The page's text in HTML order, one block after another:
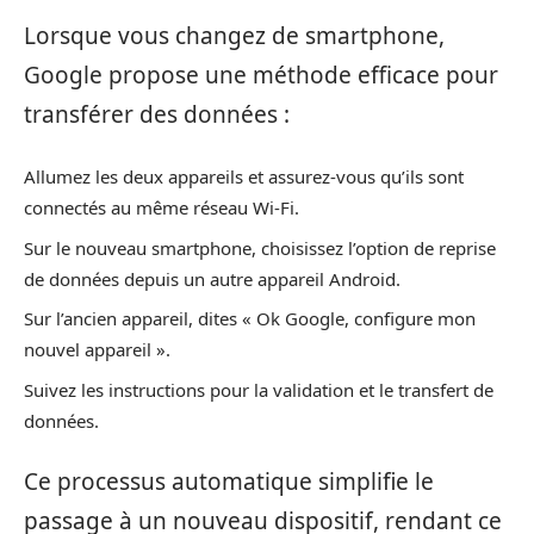
Lorsque vous changez de smartphone,
Google propose une méthode efficace pour
transférer des données :
Allumez les deux appareils et assurez-vous qu’ils sont
connectés au même réseau Wi-Fi.
Sur le nouveau smartphone, choisissez l’option de reprise
de données depuis un autre appareil Android.
Sur l’ancien appareil, dites « Ok Google, configure mon
nouvel appareil ».
Suivez les instructions pour la validation et le transfert de
données.
Ce processus automatique simplifie le
passage à un nouveau dispositif, rendant ce